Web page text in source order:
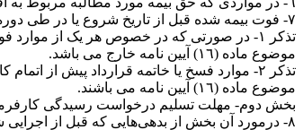
٧‏‏‏‏‏‏‏‏‏‏- فوت بیمه شده قبل از تاریخ شروع یا در طی دوره ای که حق بیمه کارکنان شاغل در کارگاه طبق گزارش بازرسی محاسبه و مطالبه گردیده است.
تذکر ١‏‏‏‏‏‏‏‏‏‏- در صورتی که در خصوص هر یک از
موضوع ماده (١٦) آیین نامه خارج می باشد.
موضوع ماده (١٦) آیین نامه می باشند.
بخش دوم‏‏‏‏‏‏‏‏‏‏- مهلت تسلیم درخواست رسیدگی